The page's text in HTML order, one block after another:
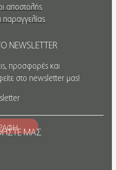
αποστολής
παραγγελίας
NEWSLETTER
προσφορές και
στο newsletter μας!
ΜΑΣ